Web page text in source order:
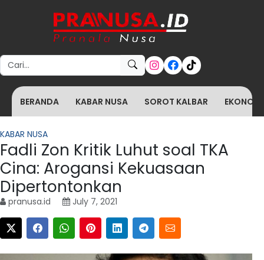
Search for:
BERANDA KABAR NUSA SOROT KALBAR
KABAR NUSA
Fadli Zon Kritik Luhut soal TKA
Cina: Arogansi Kekuasaan
Dipertontonkan
pranusa.id July 7, 2021